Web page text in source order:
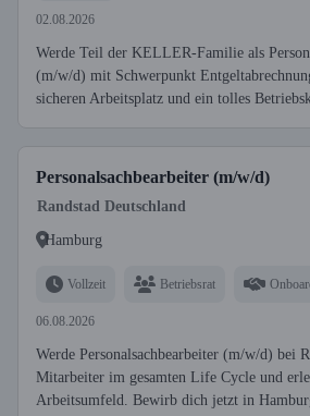
02.08.2026
Werde Teil der KELLER-Familie als
(m/w/d) mit Schwerpunkt
sicheren Arbeitsplatz und ein tolles
Personalsachbearbeiter (m/w/d)
Randstad Deutschland
Hamburg
Vollzeit Betriebsrat
06.08.2026
Werde Personalsachbearbeiter (m/w/d) bei
Mitarbeiter im gesamten Life Cycle und
Arbeitsumfeld. Bewirb dich jetzt in